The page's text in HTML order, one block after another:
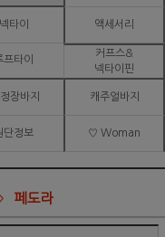
넥타이 액세서리
프타이
커프스&
넥타이핀
장바지 캐주얼바지
단정보 ♡ Woman
페도라